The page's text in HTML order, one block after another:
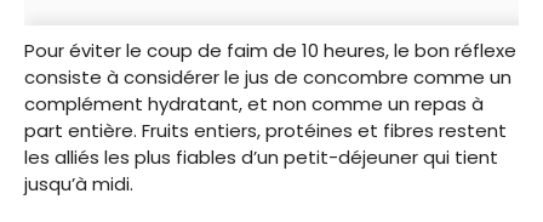
Pour éviter le coup de faim de 10 heures, le bon réflexe
consiste à considérer le jus de concombre comme un
complément hydratant, et non comme un repas à
part entière. Fruits entiers, protéines et fibres restent
les alliés les plus fiables d’un petit-déjeuner qui tient
jusqu’à midi.